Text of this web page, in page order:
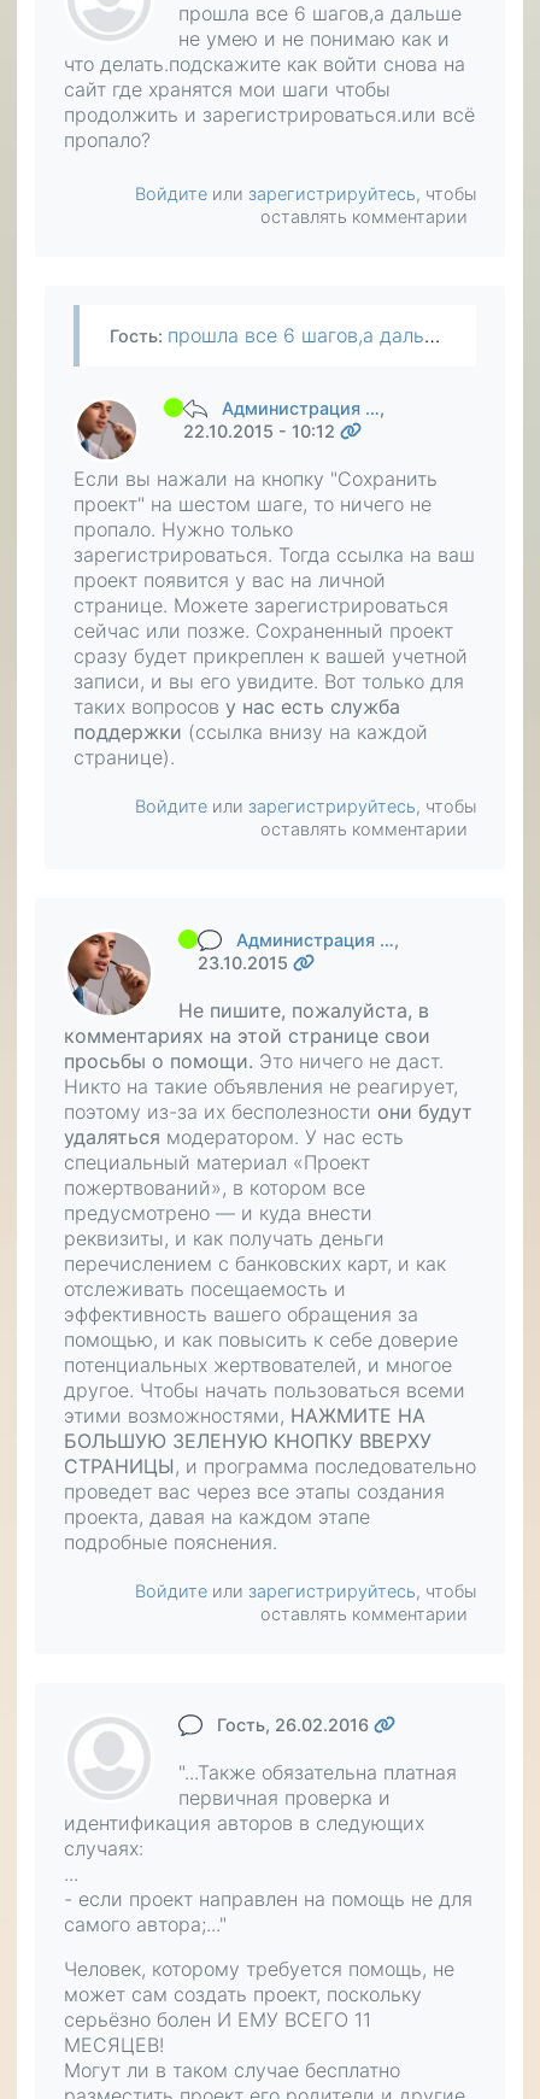
прошла все 6 шагов,а дальше
не умею и не понимаю как и
что делать.подскажите как войти снова на
сайт где хранятся мои шаги чтобы
продолжить и зарегистрироваться.или всё
пропало?
Войдите или зарегистрируйтесь, чтобы
оставлять комментарии
Гость: прошла все 6 шагов,а дальше не умею и не понимаю как и что делать.подскажите как войти снова на сайт где хранятся мои шаги чтобы продолжить и зарегистрироваться.или всё пропало?
Администрация …,
22.10.2015 - 10:12
Если вы нажали на кнопку "Сохранить
проект" на шестом шаге, то ничего не
пропало. Нужно только
зарегистрироваться. Тогда ссылка на ваш
проект появится у вас на личной
странице. Можете зарегистрироваться
сейчас или позже. Сохраненный проект
сразу будет прикреплен к вашей учетной
записи, и вы его увидите. Вот только для
таких вопросов у нас есть служба
поддержки (ссылка внизу на каждой
странице).
Войдите или зарегистрируйтесь, чтобы
оставлять комментарии
Администрация …,
23.10.2015
Не пишите, пожалуйста, в
комментариях на этой странице свои
просьбы о помощи. Это ничего не даст.
Никто на такие объявления не реагирует,
поэтому из-за их бесполезности они будут
удаляться модератором. У нас есть
специальный материал «Проект
пожертвований», в котором все
предусмотрено — и куда внести
реквизиты, и как получать деньги
перечислением с банковских карт, и как
отслеживать посещаемость и
эффективность вашего обращения за
помощью, и как повысить к себе доверие
потенциальных жертвователей, и многое
другое. Чтобы начать пользоваться всеми
этими возможностями, НАЖМИТЕ НА
БОЛЬШУЮ ЗЕЛЕНУЮ КНОПКУ ВВЕРХУ
СТРАНИЦЫ, и программа последовательно
проведет вас через все этапы создания
проекта, давая на каждом этапе
подробные пояснения.
Войдите или зарегистрируйтесь, чтобы
оставлять комментарии
Гость, 26.02.2016
"...Также обязательна платная
первичная проверка и
идентификация авторов в следующих
случаях:
...
- если проект направлен на помощь не для
самого автора;..."
Человек, которому требуется помощь, не
может сам создать проект, поскольку
серьёзно болен И ЕМУ ВСЕГО 11
МЕСЯЦЕВ!
Могут ли в таком случае бесплатно